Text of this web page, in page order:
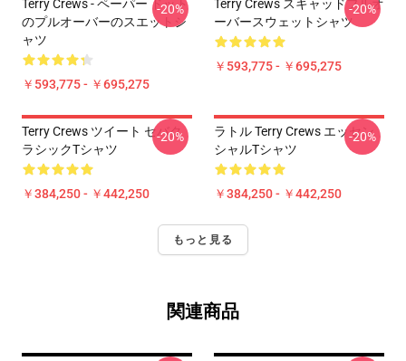
Terry Crews - ペーパー ドット
のプルオーバーのスエットシ
ャツ
￥593,775 - ￥695,275
-20%
Terry Crews スキャッドプルオ
ーバースウェットシャツ
￥593,775 - ￥695,275
-20%
Terry Crews ツイート セバク
ラシックTシャツ
￥384,250 - ￥442,250
-20%
ラトル Terry Crews エッセン
シャルTシャツ
￥384,250 - ￥442,250
-20%
もっと見る
関連商品